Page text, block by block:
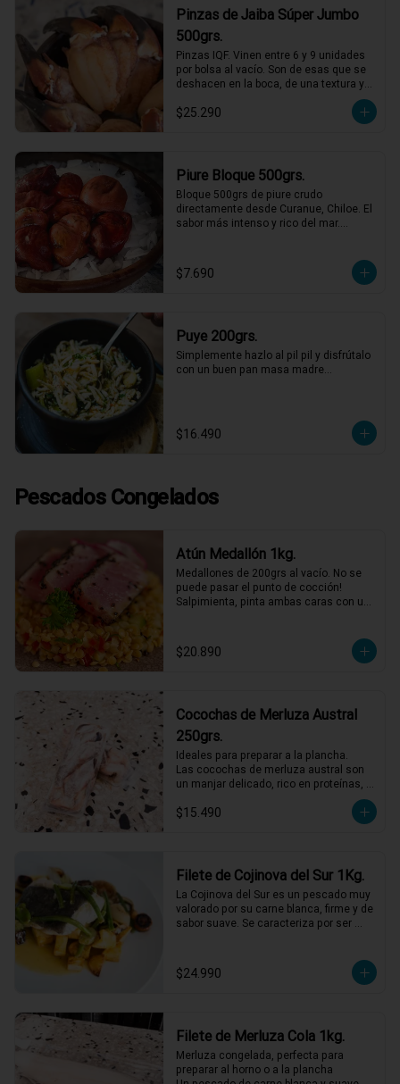
Pinzas de Jaiba Súper Jumbo
500grs.
Pinzas IQF. Vinen entre 6 y 9 unidades
por bolsa al vacío. Son de esas que se
deshacen en la boca, de una textura y
sabor incomparables, solo descongelar
bien y acompañar con mayonesas de
$25.290
Piure Bloque 500grs.
Bloque 500grs de piure crudo
directamente desde Curanue, Chiloe. El
sabor más intenso y rico del mar.
o caldos.
$7.690
Puye 200grs.
Simplemente hazlo al pil pil y disfrútalo
con un buen pan masa madre…
$16.490
Pescados Congelados
Atún Medallón 1kg.
Medallones de 200grs al vacío. No se
puede pasar el punto de cocción!
Salpimienta, pinta ambas caras con un
con un poco de aceite de oliva por 20-
30 segundos a fuego fuerte por cada
$20.890
Cocochas de Merluza Austral
250grs.
Ideales para preparar a la plancha.
Las cocochas de merluza austral son
un manjar delicado, rico en proteínas,
ácidos grasos omega-3 y vitaminas del
grupo B.
$15.490
Filete de Cojinova del Sur 1Kg.
La Cojinova del Sur es un pescado muy
valorado por su carne blanca, firme y de
sabor suave. Se caracteriza por ser
plancha, a la parrilla o al horno. Vienen
en filetes de entre 300 grs y 500 grs.
$24.990
Filete de Merluza Cola 1kg.
Merluza congelada, perfecta para
preparar al horno o a la plancha